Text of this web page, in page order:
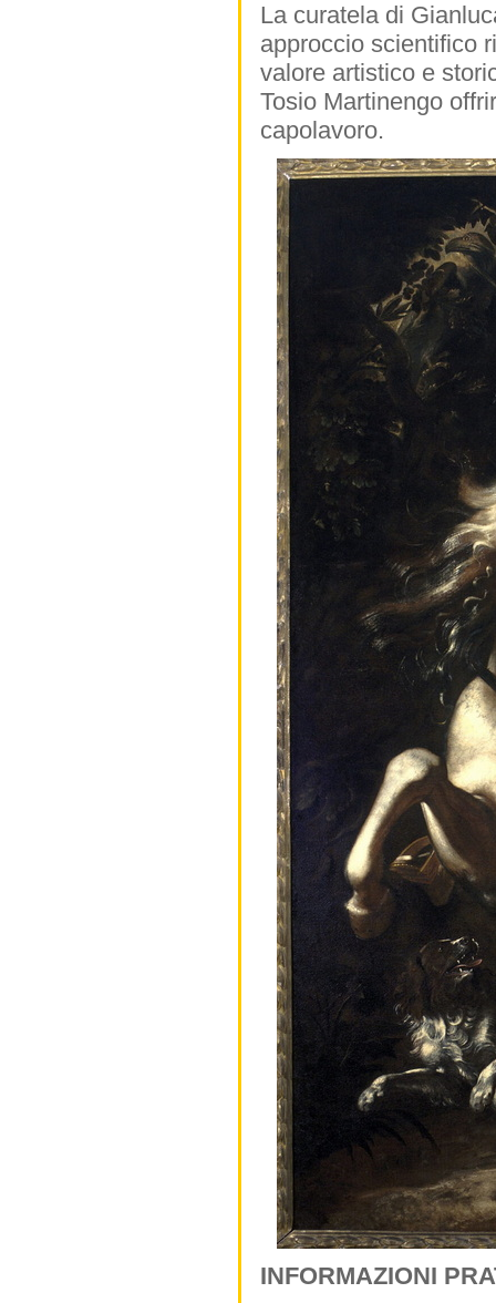
La curatela di
approccio scientifico
valore artistico e
Tosio Martinengo
capolavoro.
INFORMAZIONI